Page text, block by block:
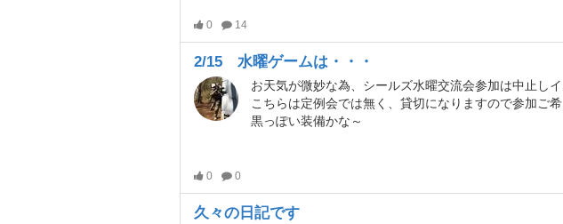
0 14
2/15 水曜ゲームは・・・
こちらは定例会では無く、貸切になりますので参加ご希望の方はご連絡下さい。
黒っぽい装備かな～
0 0
久々の日記です